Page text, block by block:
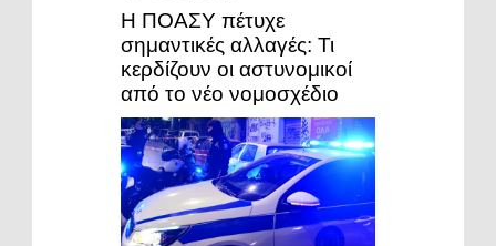
Η ΠΟΑΣΥ πέτυχε
σημαντικές αλλαγές: Τι
κερδίζουν οι αστυνομικοί
από το νέο νομοσχέδιο